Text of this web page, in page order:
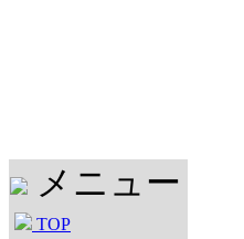
メニュー
TOP